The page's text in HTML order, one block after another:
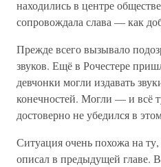
находились в центре
сопровождала слава — как
Прежде всего вызывало
звуков. Ещё в Рочестере
девчонки могли издавать
конечностей. Могли — и всё
достоверно не убедился в
Ситуация очень похожа на
описал в предыдущей главе.